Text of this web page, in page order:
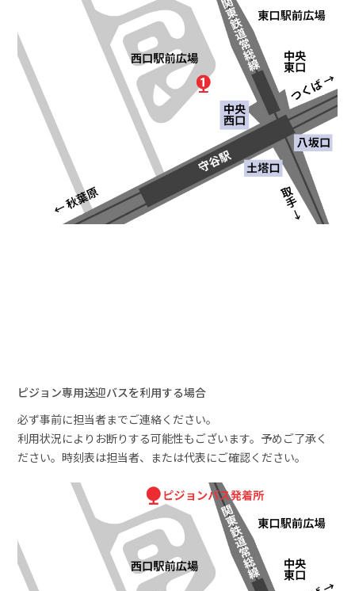
ピジョン専用送迎バスを利用する場合
必ず事前に担当者までご連絡ください。
利用状況によりお断りする可能性もございます。予めご了承く
ださい。時刻表は担当者、または代表にご確認ください。